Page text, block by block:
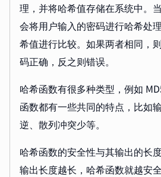
理，并将哈希值存储在系统中。
会将用户输入的密码进行哈希处
希值进行比较。如果两者相同，
码正确，反之则错误。
哈希函数有很多种类型，例如
函数都有一些共同的特点，比如
逆、散列冲突少等。
哈希函数的安全性与其输出的长
输出长度越长，哈希函数就越安